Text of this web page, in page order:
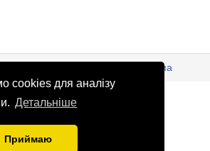
cookies для аналізу
Детальніше
Приймаю
Реклама
patrioty.org.ua